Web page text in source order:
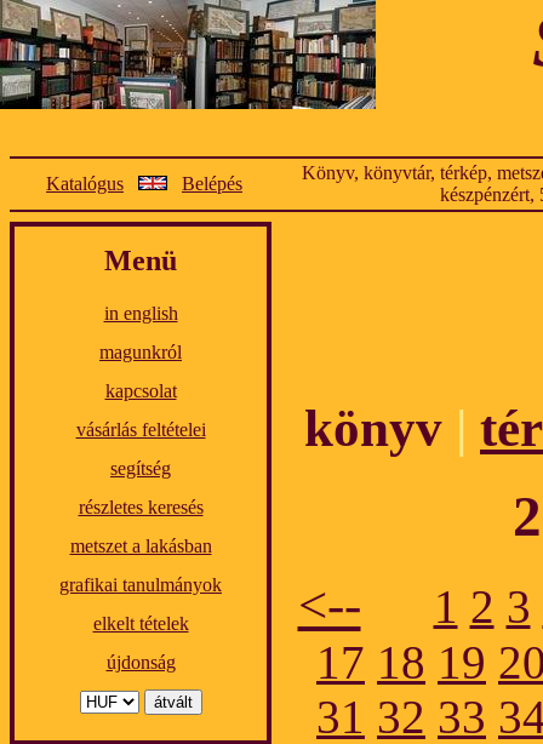
Katalógus Belépés
Könyv, könyvtár, térkép,
készpénzért,
Menü
in english
magunkról
kapcsolat
vásárlás feltételei
segítség
részletes keresés
metszet a lakásban
grafikai tanulmányok
elkelt tételek
újdonság
könyv |
<-- 1 2 3
17 18 19
31 32 33